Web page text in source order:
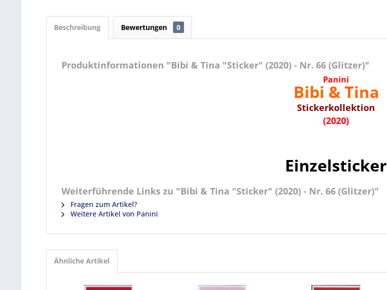
Beschreibung Bewertungen 0
Produktinformationen "Bibi & Tina "Sticker" (2020) - Nr. 66 (Glitzer)"
Panini
Bibi & Tina
Stickerkollektion
(2020)
Einzelsticker
Weiterführende Links zu "Bibi & Tina "Sticker" (2020) - Nr. 66 (Glitzer)"
Fragen zum Artikel?
Weitere Artikel von Panini
Ähnliche Artikel